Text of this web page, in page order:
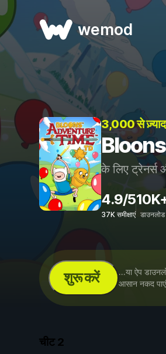
wemod
3,000 से
के लिए ट्रेनर्स
4.9/5
37K समीक्षाएं डाउनलोड
शुरू करें ...या ऐप
आसान नकद
चीट 2